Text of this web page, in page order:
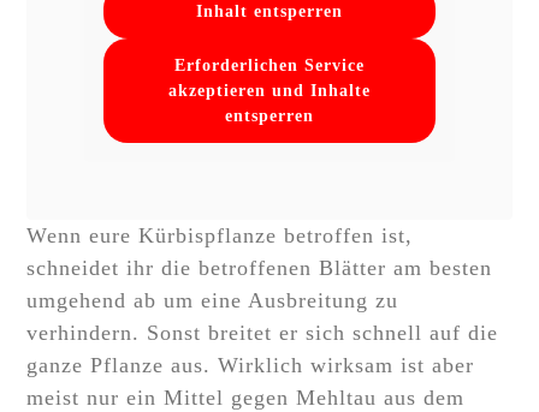
Inhalt entsperren
Erforderlichen Service
akzeptieren und Inhalte
entsperren
Wenn eure Kürbispflanze betroffen ist,
schneidet ihr die betroffenen Blätter am besten
umgehend ab um eine Ausbreitung zu
verhindern. Sonst breitet er sich schnell auf die
ganze Pflanze aus. Wirklich wirksam ist aber
meist nur ein Mittel gegen Mehltau aus dem